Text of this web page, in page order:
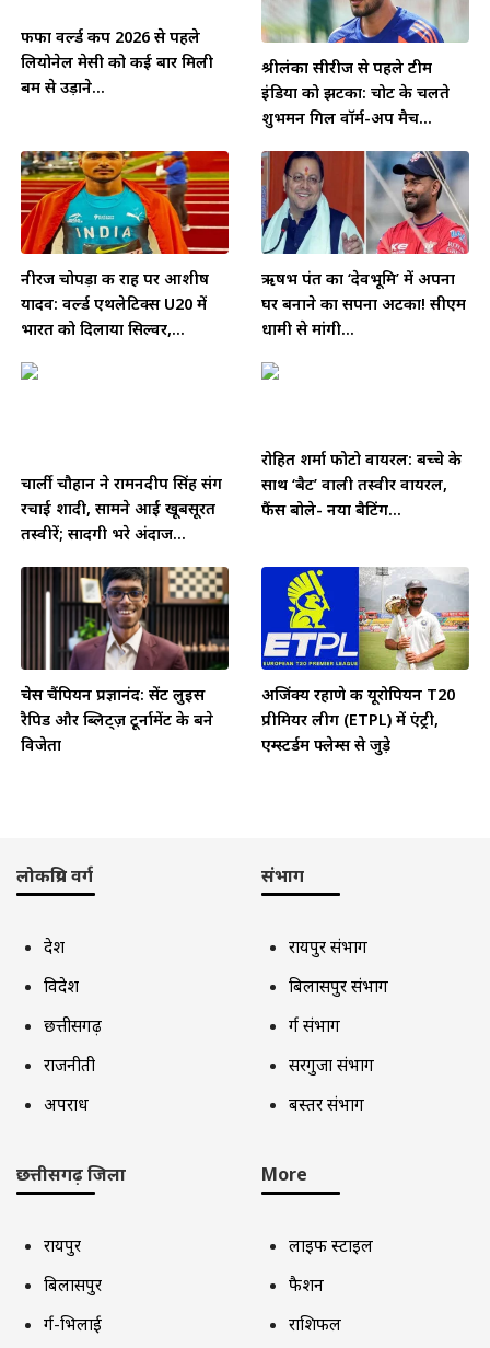
फीफा वर्ल्ड कप 2026 से पहले
लियोनेल मेसी को कई बार मिली
बम से उड़ाने...
श्रीलंका सीरीज से पहले टीम
इंडिया को झटका: चोट के चलते
शुभमन गिल वॉर्म-अप मैच...
नीरज चोपड़ा की राह पर आशीष
यादव: वर्ल्ड एथलेटिक्स U20 में
भारत को दिलाया सिल्वर,...
ऋषभ पंत का ‘देवभूमि’ में अपना
घर बनाने का सपना अटका! सीएम
धामी से मांगी...
चार्ली चौहान ने रामनदीप सिंह संग
रचाई शादी, सामने आईं खूबसूरत
तस्वीरें; सादगी भरे अंदाज...
रोहित शर्मा फोटो वायरल: बच्चे के
साथ ‘बैट’ वाली तस्वीर वायरल,
फैंस बोले- नया बैटिंग...
चेस चैंपियन प्रज्ञानंद: सेंट लुइस
रैपिड और ब्लिट्ज़ टूर्नामेंट के बने
विजेता
अजिंक्य रहाणे की यूरोपियन T20
प्रीमियर लीग (ETPL) में एंट्री,
एम्स्टर्डम फ्लेम्स से जुड़े
लोकप्रिय वर्ग
देश
विदेश
छत्तीसगढ़
राजनीती
अपराध
संभाग
रायपुर संभाग
बिलासपुर संभाग
दुर्ग संभाग
सरगुजा संभाग
बस्तर संभाग
छत्तीसगढ़ जिला
रायपुर
बिलासपुर
दुर्ग-भिलाई
More
लाइफ स्टाइल
फैशन
राशिफल